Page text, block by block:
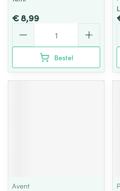
€ 8,99
Bestel
Avent